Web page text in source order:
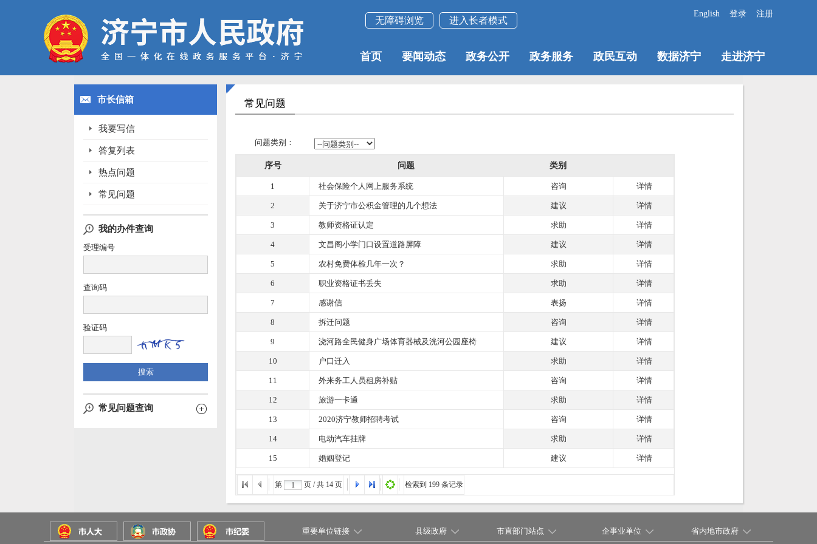
English 登录 注册
无障碍浏览 进入长者模式
首页 要闻动态 政务公开 政务服务 政民互动 数据济宁 走进济宁
市长信箱
我要写信
答复列表
热点问题
常见问题
我的办件查询
受理编号
查询码
验证码
常见问题查询
常见问题
问题类别：
序号 问题 类别
1 社会保险个人网上服务系统 咨询 详情
2 关于济宁市公积金管理的几个想法 建议 详情
3 教师资格证认定 求助 详情
4 文昌阁小学门口设置道路屏障 建议 详情
5 农村免费体检几年一次？ 求助 详情
6 职业资格证书丢失 求助 详情
7 感谢信 表扬 详情
8 拆迁问题 咨询 详情
9 浇河路全民健身广场体育器械及洸河公园座椅 建议 详情
10 户口迁入 求助 详情
11 外来务工人员租房补贴 咨询 详情
12 旅游一卡通 求助 详情
13 2020济宁教师招聘考试 咨询 详情
14 电动汽车挂牌 求助 详情
15 婚姻登记 建议 详情
第 页 / 共 14 页 检索到 199 条记录
重要单位链接 县级政府 市直部门站点 企事业单位 省内地市政府